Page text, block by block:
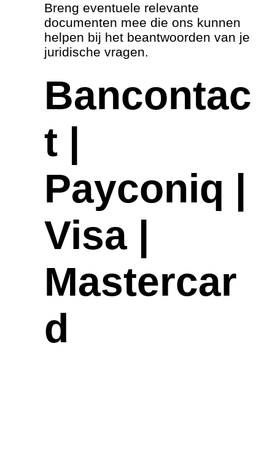
Breng eventuele relevante
documenten mee die ons kunnen
helpen bij het beantwoorden van je
juridische vragen.
Bancontac
t |
Payconiq |
Visa |
Mastercar
d